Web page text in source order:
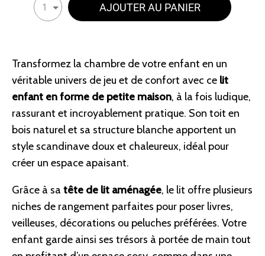
1 AJOUTER AU PANIER
Transformez la chambre de votre enfant en un
véritable univers de jeu et de confort avec ce lit
enfant en forme de petite maison, à la fois ludique,
rassurant et incroyablement pratique. Son toit en
bois naturel et sa structure blanche apportent un
style scandinave doux et chaleureux, idéal pour
créer un espace apaisant.
Grâce à sa tête de lit aménagée, le lit offre plusieurs
niches de rangement parfaites pour poser livres,
veilleuses, décorations ou peluches préférées. Votre
enfant garde ainsi ses trésors à portée de main tout